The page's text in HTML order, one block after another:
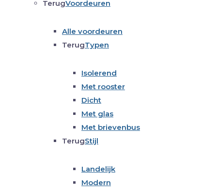
TerugVoordeuren
Alle voordeuren
TerugTypen
Isolerend
Met rooster
Dicht
Met glas
Met brievenbus
TerugStijl
Landelijk
Modern